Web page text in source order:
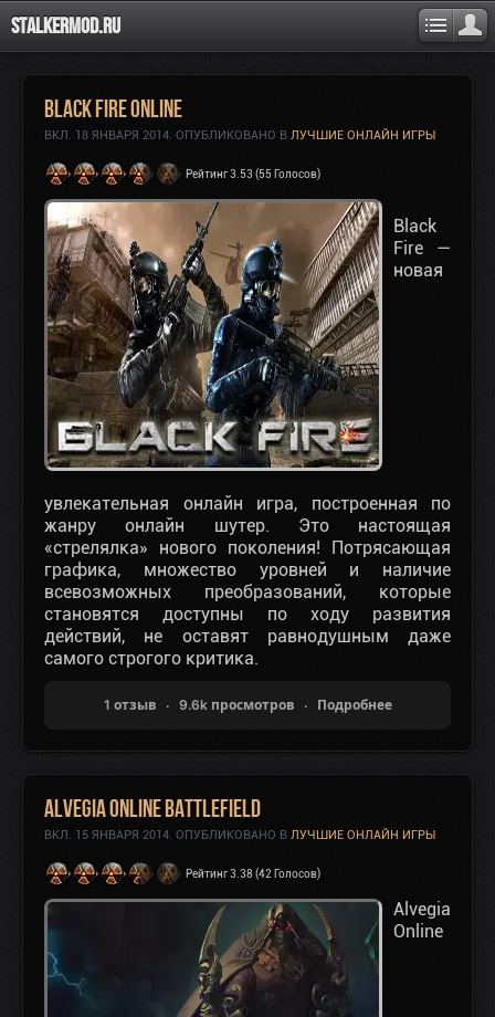
Stalkermod.ru
Black Fire Online
ВКЛ. 18 ЯНВАРЯ 2014. ОПУБЛИКОВАНО В ЛУЧШИЕ ОНЛАЙН ИГРЫ
Рейтинг 3.53 (55 Голосов)
Black
Fire —
новая
увлекательная онлайн игра, построенная по
жанру онлайн шутер. Это настоящая
«стрелялка» нового поколения! Потрясающая
графика, множество уровней и наличие
всевозможных преобразований, которые
становятся доступны по ходу развития
действий, не оставят равнодушным даже
самого строгого критика.
1 отзыв 9.6k просмотров Подробнее
Alvegia Online BattleField
ВКЛ. 15 ЯНВАРЯ 2014. ОПУБЛИКОВАНО В ЛУЧШИЕ ОНЛАЙН ИГРЫ
Рейтинг 3.38 (42 Голосов)
Alvegia
Online